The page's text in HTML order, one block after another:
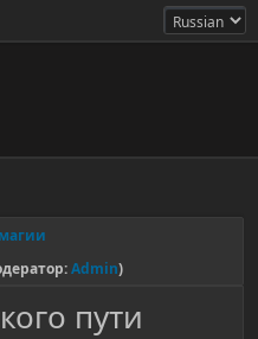
Admin)
пути